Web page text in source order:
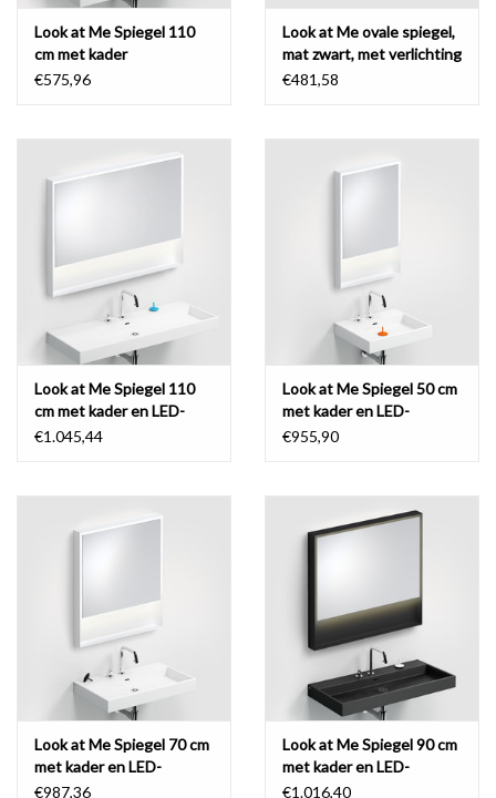
Look at Me Spiegel 110
cm met kader
€575,96
Look at Me ovale spiegel,
mat zwart, met verlichting
en sensorbediening
€481,58
Look at Me Spiegel 110
cm met kader en LED-
verlichting
€1.045,44
Look at Me Spiegel 50 cm
met kader en LED-
verlichting
€955,90
Look at Me Spiegel 70 cm
met kader en LED-
verlichting
€987,36
Look at Me Spiegel 90 cm
met kader en LED-
verlichting
€1.016,40